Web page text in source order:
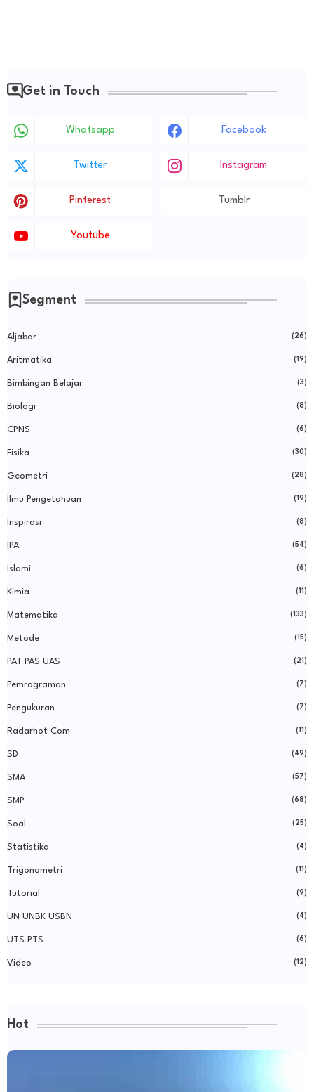
Get in Touch
Whatsapp Facebook
Twitter Instagram
Pinterest Tumblr
Youtube
Segment
Aljabar (26)
Aritmatika (19)
Bimbingan Belajar (3)
Biologi (8)
CPNS (6)
Fisika (30)
Geometri (28)
Ilmu Pengetahuan (19)
Inspirasi (8)
IPA (54)
Islami (6)
Kimia (11)
Matematika (133)
Metode (15)
PAT PAS UAS (21)
Pemrograman (7)
Pengukuran (7)
Radarhot Com (11)
SD (49)
SMA (57)
SMP (68)
Soal (25)
Statistika (4)
Trigonometri (11)
Tutorial (9)
UN UNBK USBN (4)
UTS PTS (6)
Video (12)
Hot